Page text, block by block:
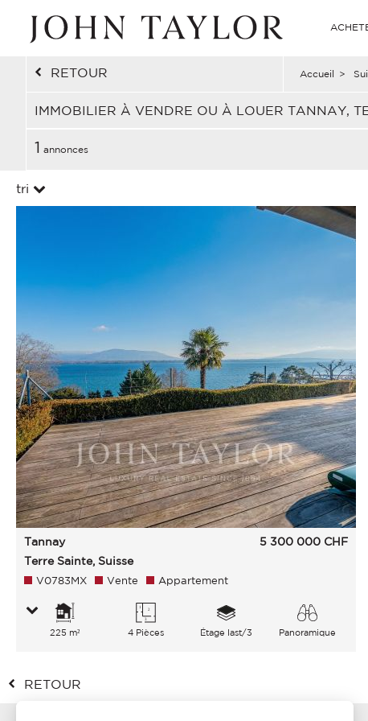
RETOUR Accueil >
IMMOBILIER À VENDRE OU À LOUER TANNAY,
1 annonces
tri
Tannay
Terre Sainte, Suisse
5 300 000 CHF
V0783MX Vente Appartement
225 m² 4 Pièces Étage last/3
Panoramique
RETOUR